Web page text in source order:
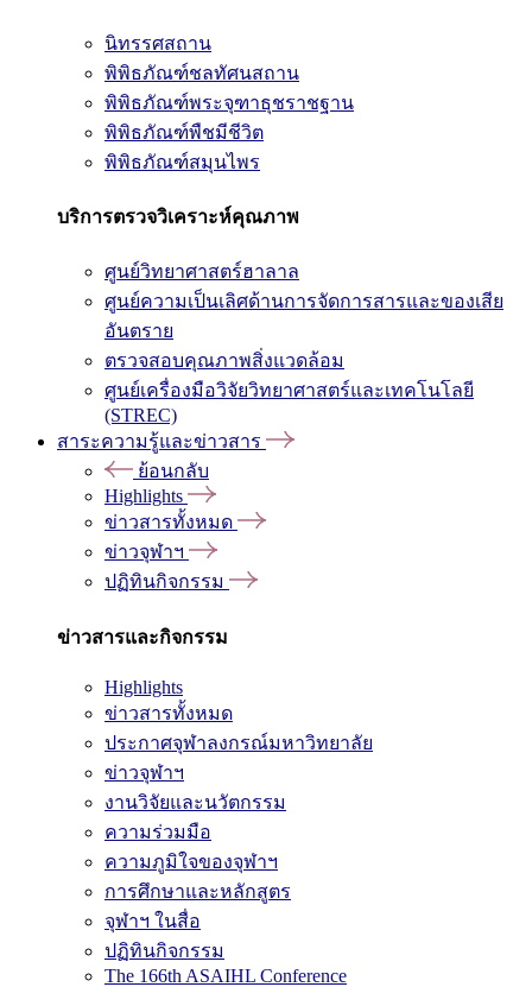
นิทรรศสถาน
พิพิธภัณฑ์ชลทัศนสถาน
พิพิธภัณฑ์พระจุฑาธุชราชฐาน
พิพิธภัณฑ์พืชมีชีวิต
พิพิธภัณฑ์สมุนไพร
บริการตรวจวิเคราะห์คุณภาพ
ศูนย์วิทยาศาสตร์ฮาลาล
ศูนย์ความเป็นเลิศด้านการจัดการสารและของเสีย
อันตราย
ตรวจสอบคุณภาพสิ่งแวดล้อม
ศูนย์เครื่องมือวิจัยวิทยาศาสตร์และเทคโนโลยี
(STREC)
สาระความรู้และข่าวสาร
ย้อนกลับ
Highlights
ข่าวสารทั้งหมด
ข่าวจุฬาฯ
ปฏิทินกิจกรรม
ข่าวสารและกิจกรรม
Highlights
ข่าวสารทั้งหมด
ประกาศจุฬาลงกรณ์มหาวิทยาลัย
ข่าวจุฬาฯ
งานวิจัยและนวัตกรรม
ความร่วมมือ
ความภูมิใจของจุฬาฯ
การศึกษาและหลักสูตร
จุฬาฯ ในสื่อ
ปฏิทินกิจกรรม
The 166th ASAIHL Conference